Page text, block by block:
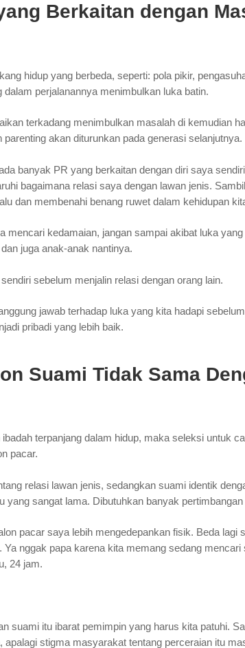
Berkaitan dengan
hidup yang berbeda, seperti: pola pikir,
perjalanannya menimbulkan luka batin.
terkadang menimbulkan masalah di kemudian
parenting akan diturunkan pada generasi selanjutnya.
banyak PR yang berkaitan dengan diri saya
bagaimana relasi saya dengan lawan jenis.
dan membenahi benang ruwet dalam kehidupan
mencari kedamaian, jangan sampai akibat luka
juga anak-anak nantinya.
sebelum menjalin relasi dengan orang lain.
jawab terhadap luka yang kita hadapi
pribadi yang lebih baik.
Suami Tidak Sama
terpanjang dalam hidup, maka seleksi untuk
pacar.
relasi lawan jenis, sedangkan suami identik
yang sangat lama. Dibutuhkan banyak
pacar saya lebih mengedepankan fisik. Beda lagi
Ya nggak papa karena kita memang sedang
24 jam.
suami itu ibarat pemimpin yang harus kita patuhi.
apalagi stigma masyarakat tentang perceraian itu